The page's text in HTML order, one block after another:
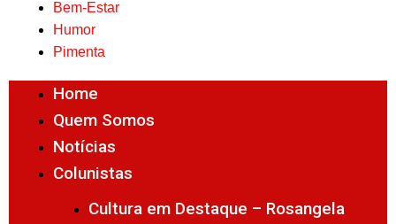
Bem-Estar
Humor
Pimenta
Home
Quem Somos
Notícias
Colunistas
Cultura em Destaque – Rosangela